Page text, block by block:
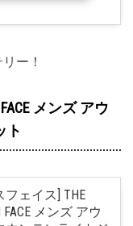
ー！
メンズ アウ
ト
フェイス] THE
FACE メンズ アウ